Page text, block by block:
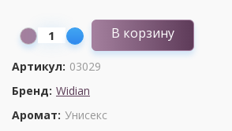
Артикул: 03029
Бренд: Widian
Аромат: Унисекс